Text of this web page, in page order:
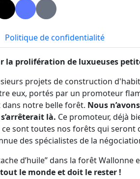
Politique de confidentialité
la prolifération de luxueuses
projets de construction
eux, portés par un promoteur
dans notre belle forêt. Nous
là. Ce promoteur, déjà
sont toutes nos forêts qui seront
des spécialistes de la
d’huile” dans la forêt Wallonne
le monde et doit le rester !